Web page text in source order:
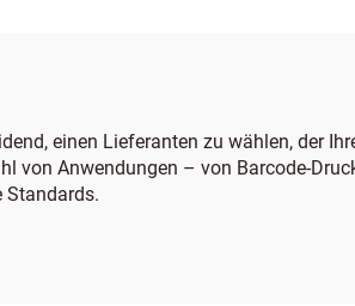
einen Lieferanten zu wählen, der
von Anwendungen – von Barcode-
Standards.